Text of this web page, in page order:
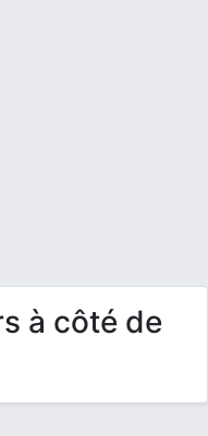
à côté de